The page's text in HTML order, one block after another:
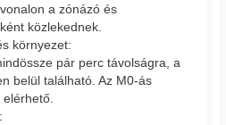
a zónázó és
közlekednek.
környezet:
pár perc távolságra, a
belül található. Az M0-ás